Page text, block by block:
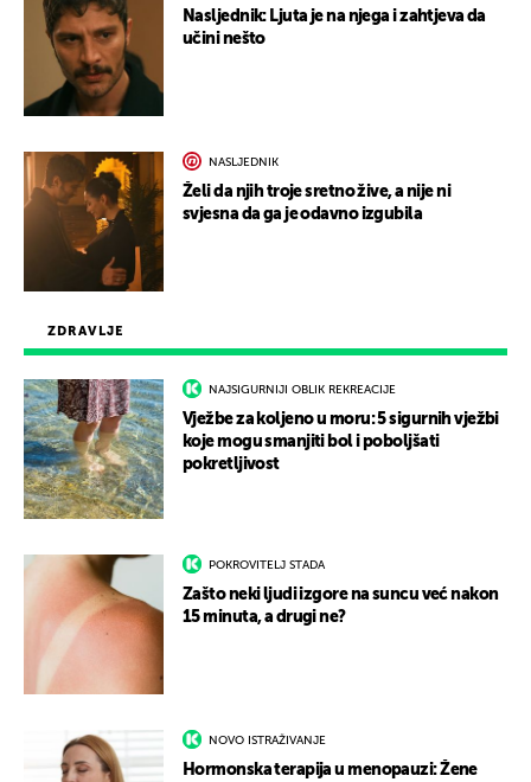
ZDRAVLJE
NAJSIGURNIJI OBLIK REKREACIJE
Vježbe za koljeno u moru: 5 sigurnih vježbi
koje mogu smanjiti bol i poboljšati
pokretljivost
POKROVITELJ STADA
Zašto neki ljudi izgore na suncu već nakon
15 minuta, a drugi ne?
NOVO ISTRAŽIVANJE
Hormonska terapija u menopauzi: Žene
Nasljednik: Ljuta je na njega i zahtjeva da
učini nešto
NASLJEDNIK
Želi da njih troje sretno žive, a nije ni
svjesna da ga je odavno izgubila